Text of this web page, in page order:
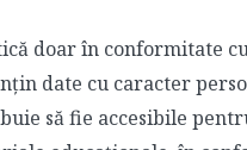
doar în conformitate
date cu caracter
să fie accesibile